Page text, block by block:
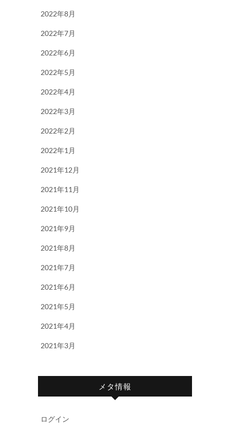
2022年8月
2022年7月
2022年6月
2022年5月
2022年4月
2022年3月
2022年2月
2022年1月
2021年12月
2021年11月
2021年10月
2021年9月
2021年8月
2021年7月
2021年6月
2021年5月
2021年4月
2021年3月
メタ情報
ログイン